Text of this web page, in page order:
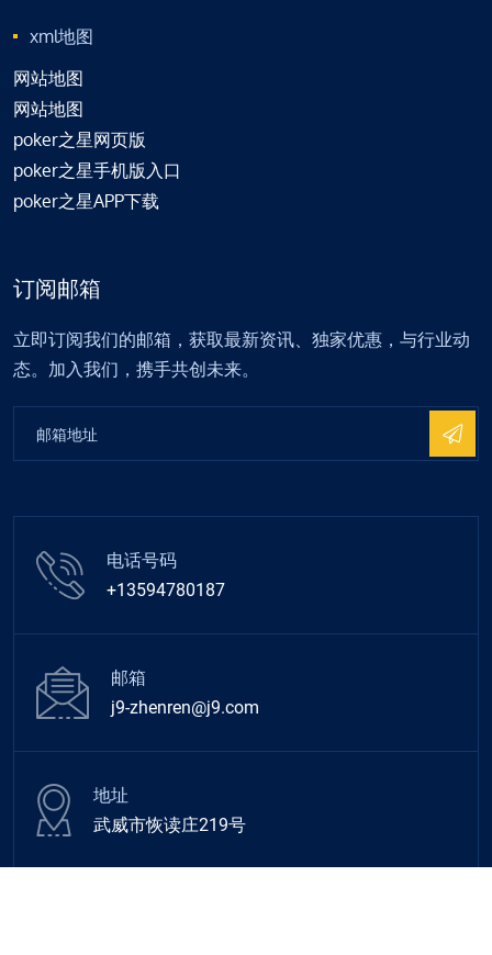
xml地图
网站地图
网站地图
poker之星网页版
poker之星手机版入口
poker之星APP下载
订阅邮箱
立即订阅我们的邮箱，获取最新资讯、独家优惠，与行业动
态。加入我们，携手共创未来。
电话号码
+13594780187
邮箱
j9-zhenren@j9.com
地址
武威市恢读庄219号